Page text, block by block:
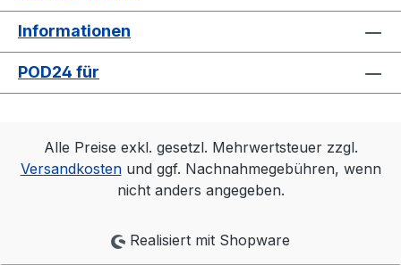
Informationen
POD24 für
Alle Preise exkl. gesetzl. Mehrwertsteuer zzgl.
Versandkostenund ggf. Nachnahmegebühren, wenn
nicht anders angegeben.
Realisiert mit Shopware